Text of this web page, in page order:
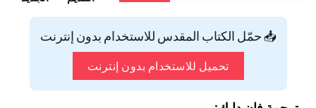
📥 حمّل الكتاب المقدس للاستخدام بدون إنترنت
تحميل للاستخدام بدون إنترنت